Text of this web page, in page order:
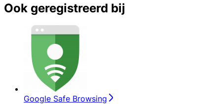
Ook geregistreerd bij
Google Safe Browsing